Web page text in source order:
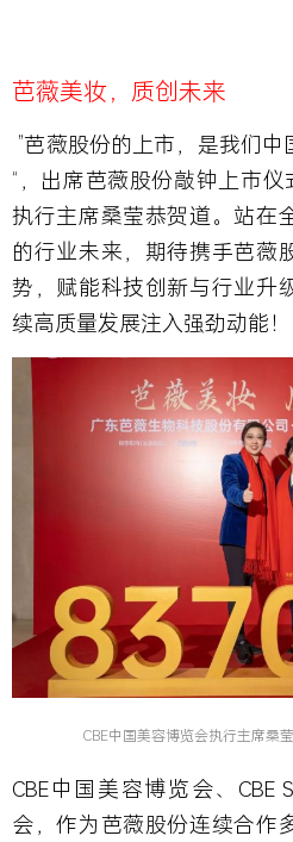
芭薇美妆，质创未来
”芭薇股份的上市，是我们
“，出席芭薇股份敲钟上市
执行主席桑莹恭贺道。站在
的行业未来，期待携手芭薇
势，赋能科技创新与行业升
续高质量发展注入强劲动能！
CBE中国美容博览会执行主席桑
CBE中国美容博览会、CBE
会，作为芭薇股份连续合作